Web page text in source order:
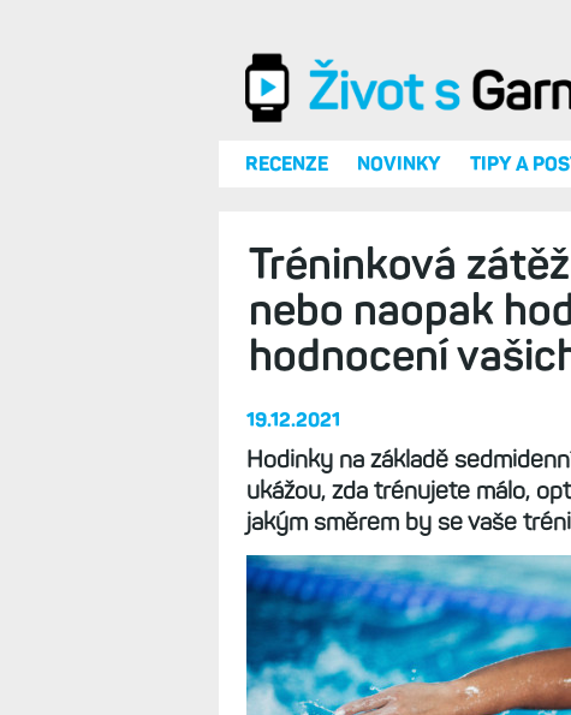
RECENZE NOVINKY TIPY A
Tréninková
nebo naopak
hodnocení
19.12.2021
Hodinky na základě
ukážou, zda trénujete málo,
jakým směrem by se vaše